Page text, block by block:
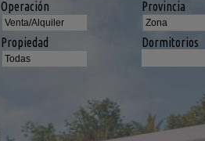
Operación Provincia
Propiedad Dormitorios